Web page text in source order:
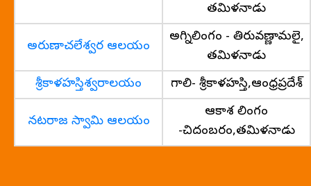
తమిళనాడు
అరుణాచలేశ్వర ఆలయం
అగ్నిలింగం - తిరువణ్ణామలై,
తమిళనాడు
శ్రీకాళహస్తిశ్వరాలయం
గాలి- శ్రీకాళహస్తి,ఆంధ్రప్రదేశ్
నటరాజ స్వామి ఆలయం
ఆకాశ లింగం
-చిదంబరం,తమిళనాడు